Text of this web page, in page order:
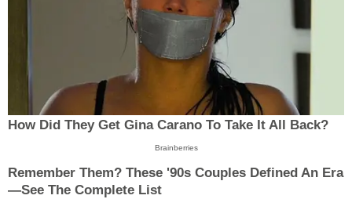
How Did They Get Gina Carano To Take It All Back?
Brainberries
Remember Them? These '90s Couples Defined An Era
—See The Complete List